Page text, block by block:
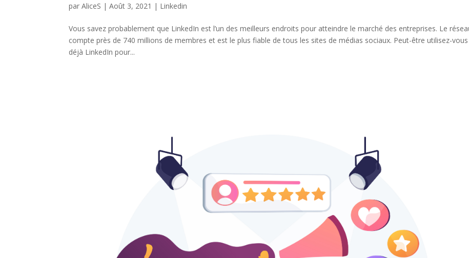
compte près de 740 millions de membres et est le plus fiable de tous les sites de médias sociaux. Peut-être utilisez-vous
déjà LinkedIn pour...